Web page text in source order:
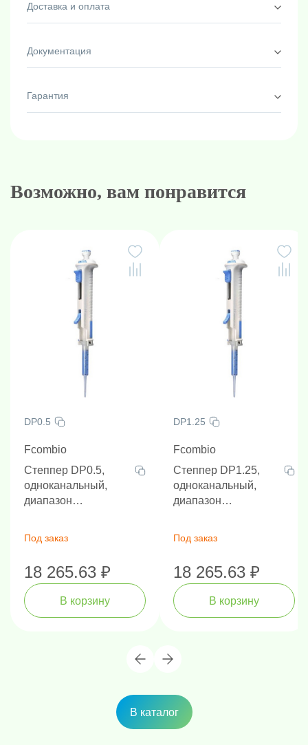
дозирование жидкостей.
Доставка и оплата
Документация
Гарантия
Возможно, вам понравится
DP0.5
Fcombio
Степпер DP0.5,
одноканальный,
диапазон
мл
Под заказ
18 265.63 ₽
В корзину
DP1.25
Fcombio
Степпер DP1.25,
одноканальный,
диапазон
1.25 мл
Под заказ
18 265.63 ₽
В корзину
В каталог